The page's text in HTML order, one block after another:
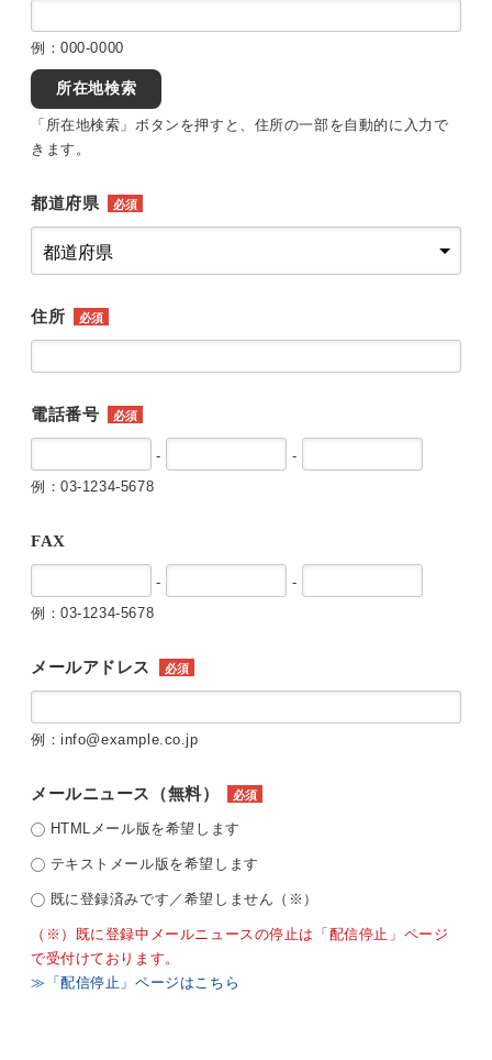
例：000-0000
所在地検索
「所在地検索」ボタンを押すと、住所の一部を自動的に入力で
きます。
都道府県 必須
住所 必須
電話番号 必須
-
-
例：03-1234-5678
FAX
-
-
例：03-1234-5678
メールアドレス 必須
例：info@example.co.jp
メールニュース（無料） 必須
HTMLメール版を希望します
テキストメール版を希望します
既に登録済みです／希望しません（※）
（※）既に登録中メールニュースの停止は「配信停止」ページ
で受付けております。
≫「配信停止」ページはこちら